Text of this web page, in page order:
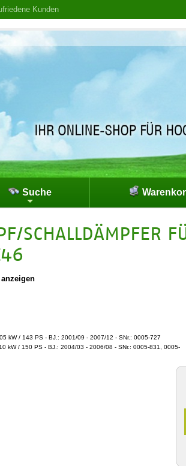
Kunden
Suche
SCHALLDÄMPFER
kW / 143 PS - BJ.: 2001/09 - 2007/12 - SNr.: 0005-727
kW / 150 PS - BJ.: 2004/03 - 2006/08 - SNr.: 0005-831, 0005-